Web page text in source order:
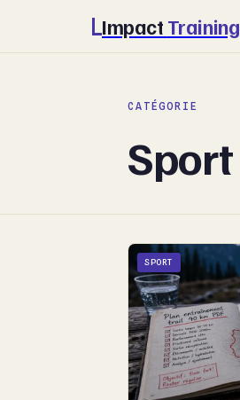
Impact Training
CATÉGORIE
Sport
SPORT